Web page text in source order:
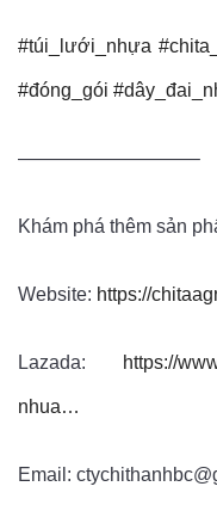
#túi_lưới_nhựa
#đóng_gói
—————————–
Khám phá thêm sản
Website: https://
Lazada: https://
nhua…
Email: